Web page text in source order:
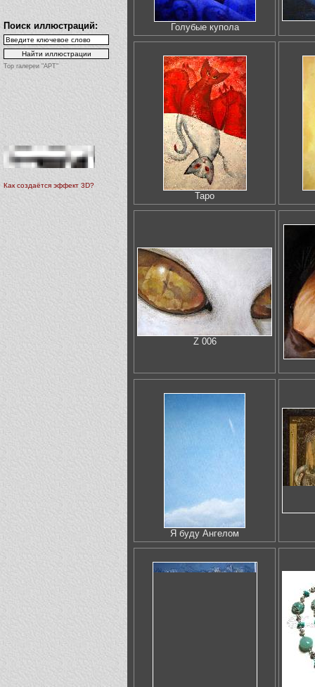
Поиск иллюстраций:
Top галереи "АРТ"
Как создаётся эффект 3D?
Голубые купола
Таро
Z 006
Я буду Ангелом